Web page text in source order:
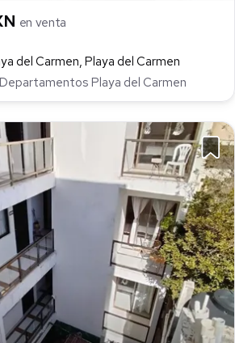
en venta
del Carmen, Playa del Carmen
Playa del Carmen